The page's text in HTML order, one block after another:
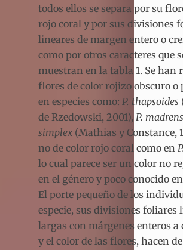
todos ellos se separa por su
rojo coral y por sus divisiones
lineares de margen entero o
como por otros caracteres que
muestran en la tabla 1. Se han
flores de color rojizo obscuro o
en especies como: P. thapsoides
de Rzedowski, 2001), P.
simplex (Mathias y Constance,
no de color rojo coral como en
lo cual parece ser un color no
en el género y poco conocido
El porte pequeño de los
especie, sus divisiones foliares
largas con márgenes enteros a
y el color de las flores, hacen de